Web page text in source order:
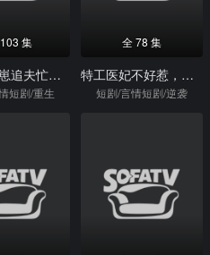
集
沈小姐哄崽追夫忙不停
短剧/重生
全 78 集
特工医妃不好惹，病娇王爷到处追
短剧/言情短剧/逆袭